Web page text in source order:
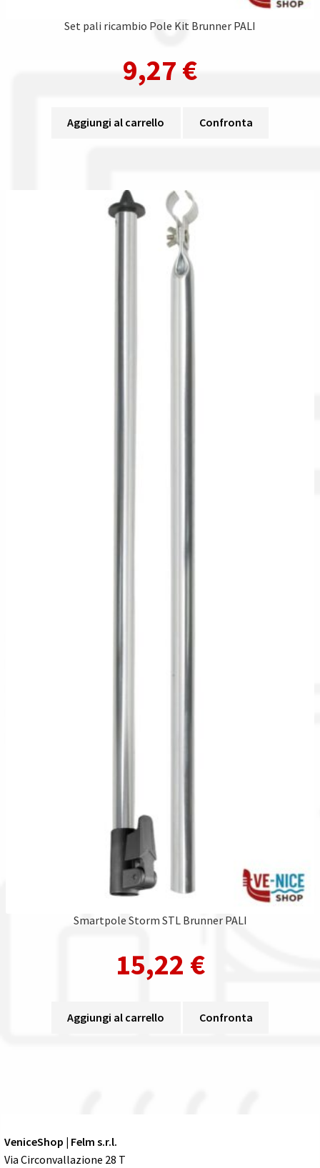
Set pali ricambio Pole Kit Brunner PALI
9,27 €
Aggiungi al carrello Confronta
Smartpole Storm STL Brunner PALI
15,22 €
Aggiungi al carrello Confronta
VeniceShop | Felm s.r.l.
Via Circonvallazione 28 T